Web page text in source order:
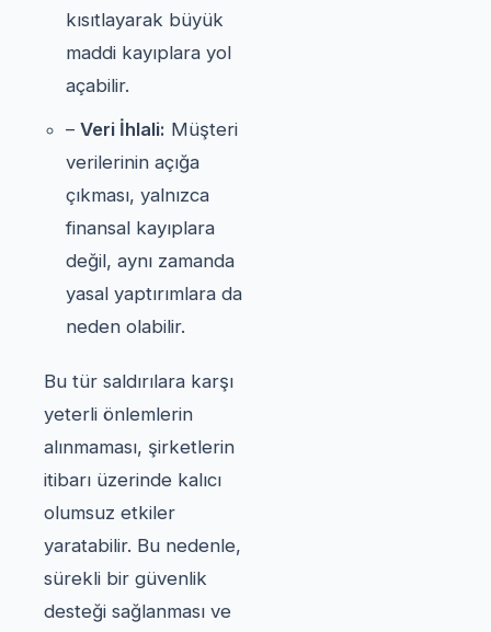
kısıtlayarak büyük
maddi kayıplara yol
açabilir.
– Veri İhlali: Müşteri
verilerinin açığa
çıkması, yalnızca
finansal kayıplara
değil, aynı zamanda
yasal yaptırımlara da
neden olabilir.
Bu tür saldırılara karşı
yeterli önlemlerin
alınmaması, şirketlerin
itibarı üzerinde kalıcı
olumsuz etkiler
yaratabilir. Bu nedenle,
sürekli bir güvenlik
desteği sağlanması ve